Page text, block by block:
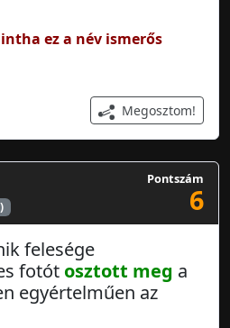
ez a név ismerős
Megosztom!
Pontszám
6
felesége
fotót osztott meg a
egyértelműen az